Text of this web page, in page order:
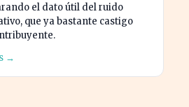
el dato útil del ruido
que ya bastante castigo
→